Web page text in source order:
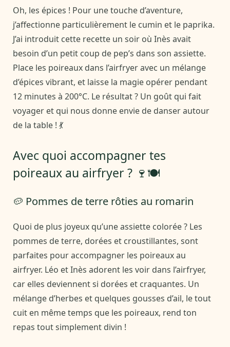
Oh, les épices ! Pour une touche d’aventure,
j’affectionne particulièrement le cumin et le paprika.
J’ai introduit cette recette un soir où Inès avait
besoin d’un petit coup de pep’s dans son assiette.
Place les poireaux dans l’airfryer avec un mélange
d’épices vibrant, et laisse la magie opérer pendant
12 minutes à 200°C. Le résultat ? Un goût qui fait
voyager et qui nous donne envie de danser autour
de la table ! 💃
Avec quoi accompagner tes
poireaux au airfryer ? 🍷🍽️
🥔 Pommes de terre rôties au romarin
Quoi de plus joyeux qu’une assiette colorée ? Les
pommes de terre, dorées et croustillantes, sont
parfaites pour accompagner les poireaux au
airfryer. Léo et Inès adorent les voir dans l’airfryer,
car elles deviennent si dorées et craquantes. Un
mélange d’herbes et quelques gousses d’ail, le tout
cuit en même temps que les poireaux, rend ton
repas tout simplement divin !